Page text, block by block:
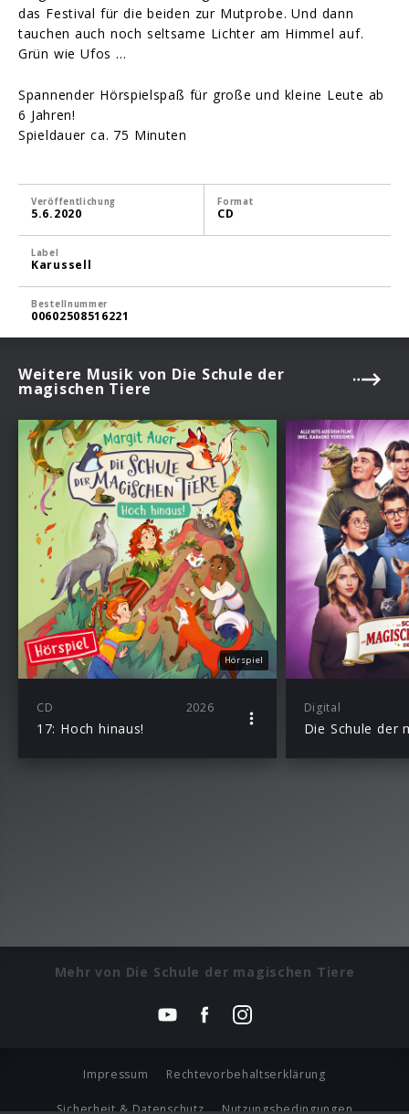
das Festival für die beiden zur Mutprobe. Und dann
tauchen auch noch seltsame Lichter am Himmel auf.
Grün wie Ufos …
Spannender Hörspielspaß für große und kleine Leute ab
6 Jahren!
Spieldauer ca. 75 Minuten
Veröffentlichung
5.6.2020
Format
CD
Label
Karussell
Bestellnummer
00602508516221
Weitere Musik von Die Schule der
magischen Tiere
Hörspiel
CD 2026
17: Hoch hinaus!
Digital
Mehr von Die Schule der magischen Tiere
Impressum Rechtevorbehaltserklärung
Sicherheit & Datenschutz Nutzungsbedingungen